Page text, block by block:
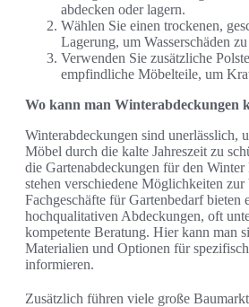
abdecken oder lagern.
Wählen Sie einen trockenen,
Lagerung, um Wasserschäden
Verwenden Sie zusätzliche
empfindliche Möbelteile, um
Wo kann man Winterabdeckungen
Winterabdeckungen sind unerlässlich,
Möbel durch die kalte Jahreszeit zu
die Gartenabdeckungen für den Winter
stehen verschiedene Möglichkeiten zur
Fachgeschäfte für Gartenbedarf bieten
hochqualitativen Abdeckungen, oft
kompetente Beratung. Hier kann man
Materialien und Optionen für
informieren.
Zusätzlich führen viele große